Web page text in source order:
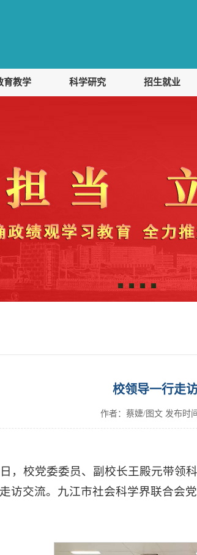
育教学 科学研究 招生就业
校领导一行走
作者：蔡婕/图文 发布时间
，校党委委员、副校长王殿元带领
访交流。九江市社会科学界联合会